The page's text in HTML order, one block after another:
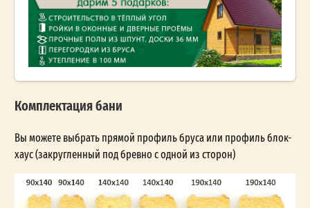
Комплектация бани
Вы можете выбрать прямой профиль бруса или профиль блок-
хаус (закругленный под бревно с одной из сторон)